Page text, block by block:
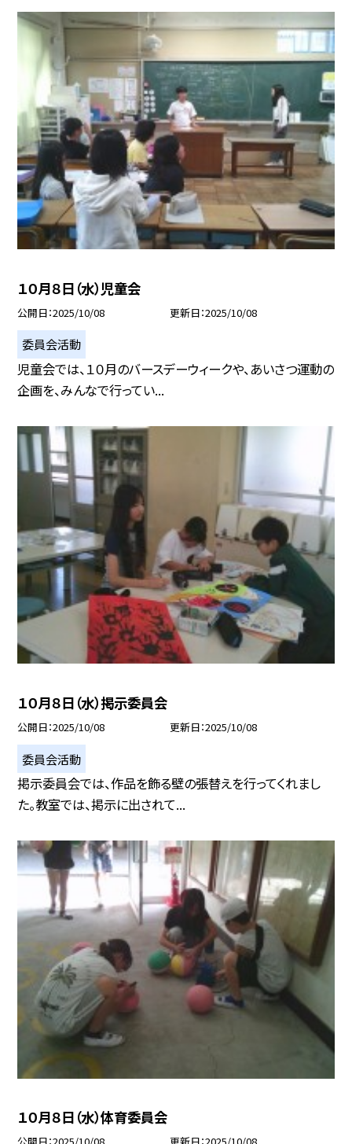
１０月８日（水）児童会
公開日 2025/10/08 更新日 2025/10/08
委員会活動
児童会では、１０月のバースデーウィークや、あいさつ運動の
企画を、みんなで行ってい...
１０月８日（水）掲示委員会
公開日 2025/10/08 更新日 2025/10/08
委員会活動
掲示委員会では、作品を飾る壁の張替えを行ってくれまし
た。教室では、掲示に出されて...
１０月８日（水）体育委員会